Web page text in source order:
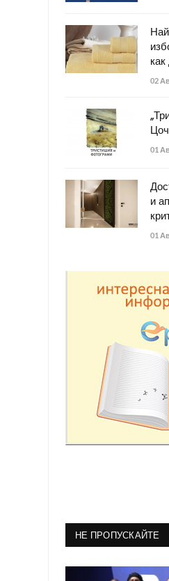
02
01
и
01
НЕ ПРОПУСКАЙТЕ